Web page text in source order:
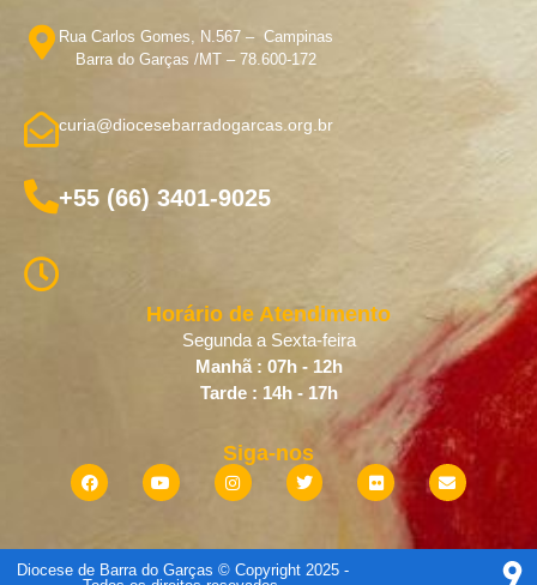
Rua Carlos Gomes, N.567 – Campinas
Barra do Garças /MT – 78.600-172
curia@diocesebarradogarcas.org.br
+55 (66) 3401-9025
Horário de Atendimento
Segunda a Sexta-feira
Manhã : 07h - 12h
Tarde : 14h - 17h
Siga-nos
Diocese de Barra do Garças © Copyright 2025 -